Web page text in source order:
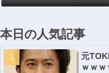
本日の人気記事
元
ｗｗｗ